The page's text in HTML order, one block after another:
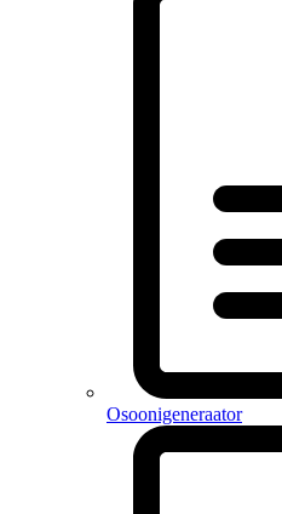
Osoonigeneraator